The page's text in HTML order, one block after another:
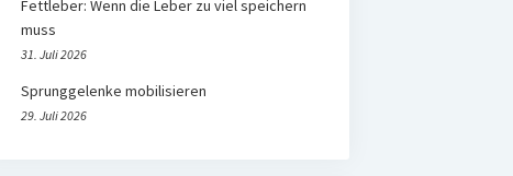
Fettleber: Wenn die Leber zu viel speichern
muss
31. Juli 2026
Sprunggelenke mobilisieren
29. Juli 2026